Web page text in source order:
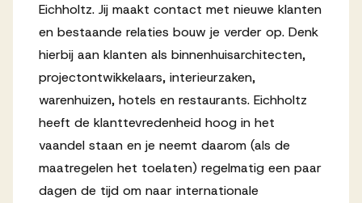
Werken bij AV
Werken bij AV
Voor kandidaten
Eichholtz. Jij maakt contact met nieuwe klanten
en bestaande relaties bouw je verder op. Denk
hierbij aan klanten als binnenhuisarchitecten,
projectontwikkelaars, interieurzaken,
warenhuizen, hotels en restaurants. Eichholtz
heeft de klanttevredenheid hoog in het
vaandel staan en je neemt daarom (als de
maatregelen het toelaten) regelmatig een paar
dagen de tijd om naar internationale